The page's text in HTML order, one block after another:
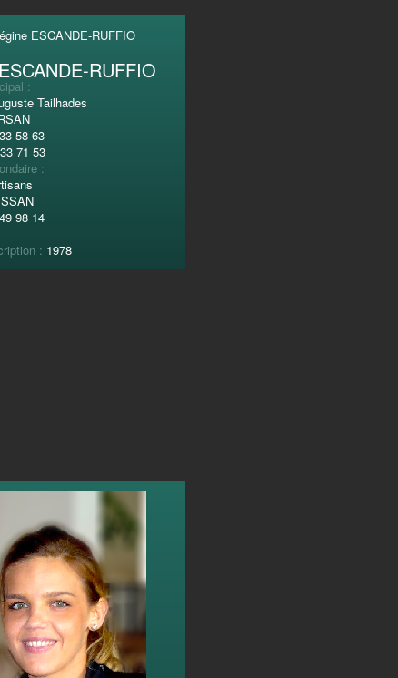
RUFFIO
:
Tailhades
58 63
71 53
:
98 14
: 1978